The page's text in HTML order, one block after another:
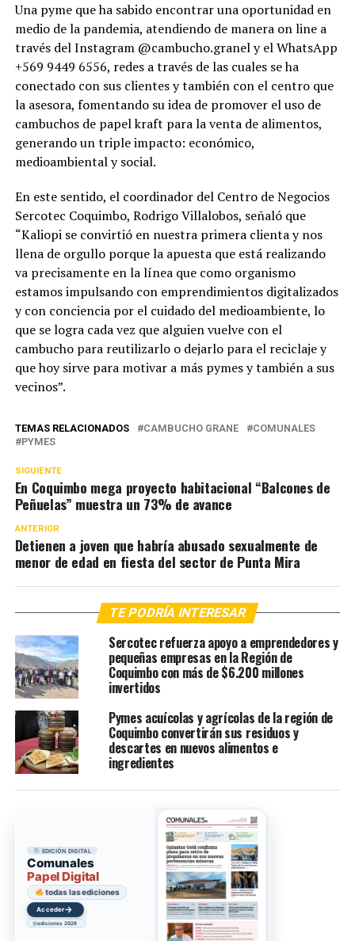
Una pyme que ha sabido encontrar una oportunidad en
medio de la pandemia, atendiendo de manera on line a
través del Instagram @cambucho.granel y el WhatsApp
+569 9449 6556, redes a través de las cuales se ha
conectado con sus clientes y también con el centro que
la asesora, fomentando su idea de promover el uso de
cambuchos de papel kraft para la venta de alimentos,
generando un triple impacto: económico,
medioambiental y social.
En este sentido, el coordinador del Centro de Negocios
Sercotec Coquimbo, Rodrigo Villalobos, señaló que
“Kaliopi se convirtió en nuestra primera clienta y nos
llena de orgullo porque la apuesta que está realizando
va precisamente en la línea que como organismo
estamos impulsando con emprendimientos digitalizados
y con conciencia por el cuidado del medioambiente, lo
que se logra cada vez que alguien vuelve con el
cambucho para reutilizarlo o dejarlo para el reciclaje y
que hoy sirve para motivar a más pymes y también a sus
vecinos”.
TEMAS RELACIONADOS CAMBUCHO GRANE
COMUNALES
PYMES
SIGUIENTE
En Coquimbo mega proyecto habitacional “Balcones de
Peñuelas” muestra un 73% de avance
ANTERIOR
Detienen a joven que habría abusado sexualmente de
menor de edad en fiesta del sector de Punta Mira
TE PODRÍA INTERESAR
Sercotec refuerza apoyo a emprendedores y
pequeñas empresas en la Región de
Coquimbo con más de $6.200 millones
invertidos
Pymes acuícolas y agrícolas de la región de
Coquimbo convertirán sus residuos y
descartes en nuevos alimentos e
ingredientes
EDICIÓN DIGITAL
Comunales
Papel Digital
todas las ediciones
Acceder→
ediciones 2026